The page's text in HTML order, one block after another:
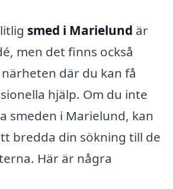
smed i Marielund är
men det finns också
där du kan få
hjälp. Om du inte
smeden i Marielund, kan
bredda din sökning till de
Här är några